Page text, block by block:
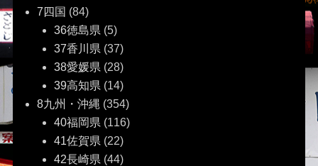
7四国 (84)
36徳島県 (5)
37香川県 (37)
38愛媛県 (28)
39高知県 (14)
8九州・沖縄 (354)
40福岡県 (116)
41佐賀県 (22)
42長崎県 (44)